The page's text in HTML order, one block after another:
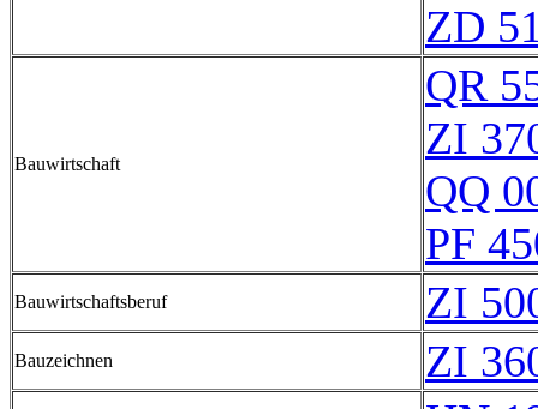
ZD
Bauwirtschaft
QR
ZI
QQ
PF
Bauwirtschaftsberuf ZI
Bauzeichnen ZI